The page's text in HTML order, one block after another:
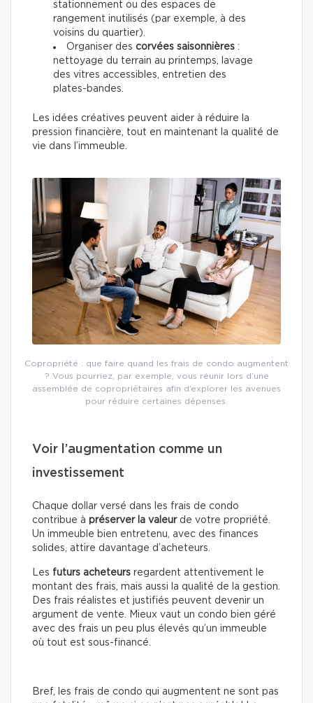
stationnement ou des espaces de
rangement inutilisés (par exemple, à des
voisins du quartier).
Organiser des corvées saisonnières :
nettoyage du terrain au printemps, lavage
des vitres accessibles, entretien des
plates-bandes.
Les idées créatives peuvent aider à réduire la
pression financière, tout en maintenant la qualité de
vie dans l’immeuble.
Copropriété : que faire quand les frais de condo augmentent
? Vous pourriez, par exemple, vous réunir lors d’une
assemblée de copropriétaires afin d’explorer les avenues
pour réduire certaines dépenses.
Voir l’augmentation comme un
investissement
Chaque dollar versé dans les frais de condo
contribue à préserver la valeurde votre propriété.
Un immeuble bien entretenu, avec des finances
solides, attire davantage d’acheteurs.
Les futurs acheteurs regardent attentivement le
montant des frais, mais aussi la qualité de la gestion.
Des frais réalistes et justifiés peuvent devenir un
argument de vente. Mieux vaut un condo bien géré
avec des frais un peu plus élevés qu’un immeuble
où tout est sous-financé.
Bref, les frais de condo qui augmentent ne sont pas